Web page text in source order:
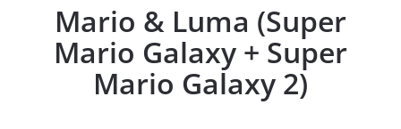
Mario & Luma (Super
Mario Galaxy + Super
Mario Galaxy 2)